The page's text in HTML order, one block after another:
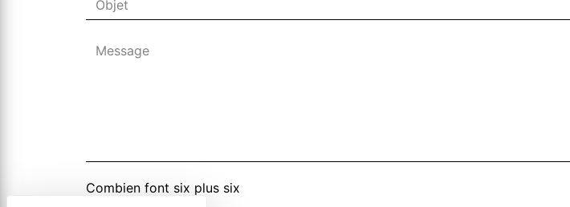
Combien font six plus six